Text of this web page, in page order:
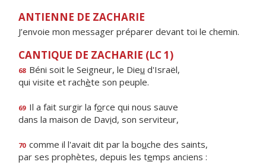
ANTIENNE DE ZACHARIE
J’envoie mon messager préparer devant toi le chemin.
CANTIQUE DE ZACHARIE (LC 1)
68 Béni soit le Seigneur, le Dieu d'Israël,
qui visite et rachète son peuple.
69 Il a fait surgir la force qui nous sauve
dans la maison de David, son serviteur,
70 comme il l'avait dit par la bouche des saints,
par ses prophètes, depuis les temps anciens :